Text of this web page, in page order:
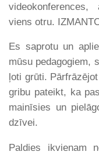
viens otru.
Es saprotu un
mūsu pedagogiem,
ļoti grūti.
gribu pateikt, ka
mainīsies un
dzīvei.
Paldies ikvienam